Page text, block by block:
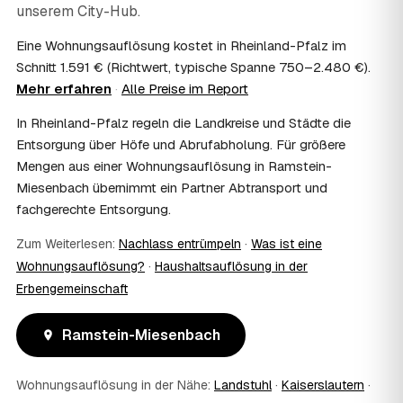
genaue Anrechnung klären Sie mit Ihrem Steuerberater.
sein?
Nicht zwingend. Viele Auflösungen in Ramstein-
Miesenbach laufen nach Schlüsselübergabe ohne Sie ab
aber jederzeit dabei sein, etwa um Wertsachen oder
persönliche Unterlagen vorab zu sichern.
10 Bekomme ich einen Entsorgungsnachweis?
Ja. Auf Wunsch erhalten Sie einen Entsorgungsnachweis
über die fachgerechte Verwertung — wichtig als Beleg
Erbengemeinschaft.
11
Was passiert mit dem Abfall?
Fachgerechte Entsorgung über zugelassene Höfe —
Nachweis.
12
Was kostet die Anfrage?
vergleichen mehrere Festpreis-Angebote aus Ramstein-
unserem City-Hub.
Eine Wohnungsauflösung kostet in Rheinland-Pfalz im
Schnitt 1.591 € (Richtwert, typische Spanne 750–2.480 €).
Mehr erfahren · Alle Preise im Report
In Rheinland-Pfalz regeln die Landkreise und Städte die
Entsorgung über Höfe und Abrufabholung. Für größere
Mengen aus einer Wohnungsauflösung in Ramstein-
Miesenbach übernimmt ein Partner Abtransport und
fachgerechte Entsorgung.
Zum Weiterlesen: Nachlass entrümpeln · Was ist eine
Wohnungsauflösung? · Haushaltsauflösung in der
Erbengemeinschaft
Ramstein-Miesenbach
Wohnungsauflösung in der Nähe: Landstuhl· Kaiserslautern ·